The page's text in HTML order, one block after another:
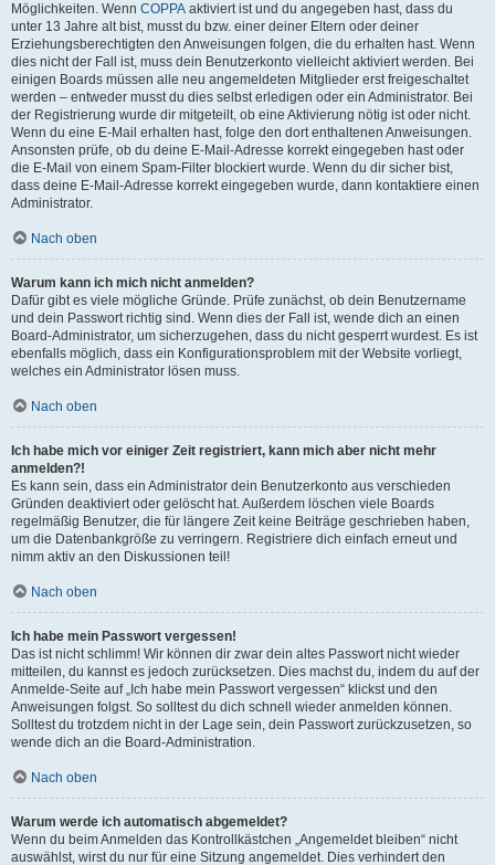
Möglichkeiten. Wenn COPPA aktiviert ist und du angegeben hast, dass du
unter 13 Jahre alt bist, musst du bzw. einer deiner Eltern oder deiner
Erziehungsberechtigten den Anweisungen folgen, die du erhalten hast. Wenn
dies nicht der Fall ist, muss dein Benutzerkonto vielleicht aktiviert werden. Bei
einigen Boards müssen alle neu angemeldeten Mitglieder erst freigeschaltet
werden – entweder musst du dies selbst erledigen oder ein Administrator. Bei
der Registrierung wurde dir mitgeteilt, ob eine Aktivierung nötig ist oder nicht.
Wenn du eine E-Mail erhalten hast, folge den dort enthaltenen Anweisungen.
Ansonsten prüfe, ob du deine E-Mail-Adresse korrekt eingegeben hast oder
die E-Mail von einem Spam-Filter blockiert wurde. Wenn du dir sicher bist,
dass deine E-Mail-Adresse korrekt eingegeben wurde, dann kontaktiere einen
Administrator.
Nach oben
Warum kann ich mich nicht anmelden?
Dafür gibt es viele mögliche Gründe. Prüfe zunächst, ob dein Benutzername
und dein Passwort richtig sind. Wenn dies der Fall ist, wende dich an einen
Board-Administrator, um sicherzugehen, dass du nicht gesperrt wurdest. Es ist
ebenfalls möglich, dass ein Konfigurationsproblem mit der Website vorliegt,
welches ein Administrator lösen muss.
Nach oben
Ich habe mich vor einiger Zeit registriert, kann mich aber nicht mehr
anmelden?!
Es kann sein, dass ein Administrator dein Benutzerkonto aus verschieden
Gründen deaktiviert oder gelöscht hat. Außerdem löschen viele Boards
regelmäßig Benutzer, die für längere Zeit keine Beiträge geschrieben haben,
um die Datenbankgröße zu verringern. Registriere dich einfach erneut und
nimm aktiv an den Diskussionen teil!
Nach oben
Ich habe mein Passwort vergessen!
Das ist nicht schlimm! Wir können dir zwar dein altes Passwort nicht wieder
mitteilen, du kannst es jedoch zurücksetzen. Dies machst du, indem du auf der
Anmelde-Seite auf „Ich habe mein Passwort vergessen“ klickst und den
Anweisungen folgst. So solltest du dich schnell wieder anmelden können.
Solltest du trotzdem nicht in der Lage sein, dein Passwort zurückzusetzen, so
wende dich an die Board-Administration.
Nach oben
Warum werde ich automatisch abgemeldet?
Wenn du beim Anmelden das Kontrollkästchen „Angemeldet bleiben“ nicht
auswählst, wirst du nur für eine Sitzung angemeldet. Dies verhindert den